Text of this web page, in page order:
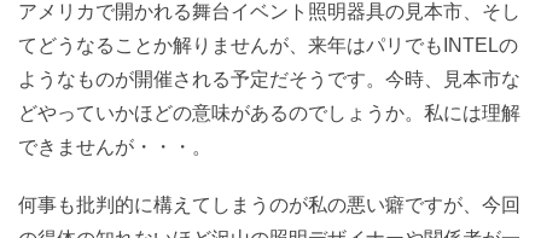
アメリカで開かれる舞台イベント照明器具の見本市、そし
てどうなることか解りませんが、来年はパリでもINTELの
ようなものが開催される予定だそうです。今時、見本市な
どやっていかほどの意味があるのでしょうか。私には理解
できませんが・・・。
何事も批判的に構えてしまうのが私の悪い癖ですが、今回